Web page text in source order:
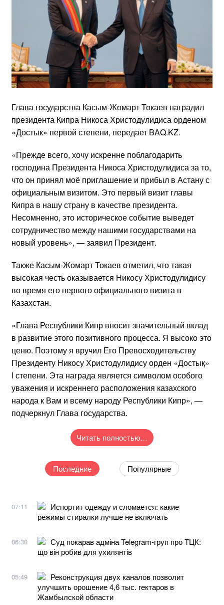
Глава государства Касым-Жомарт Токаев наградил
президента Кипра Никоса Христодулидиса орденом
«Достык» первой степени, передает BAQ.KZ.
«Прежде всего, хочу искренне поблагодарить
господина Президента Никоса Христодулидиса за то,
что он принял моё приглашение и прибыл в Астану с
официальным визитом. Это первый визит главы
Кипра в нашу страну в качестве президента.
Несомненно, это историческое событие выведет
сотрудничество между нашими государствами на
новый уровень», — заявил Президент.
Также Касым-Жомарт Токаев отметил, что такая
высокая честь оказывается Никосу Христодулидису
во время его первого официального визита в
Казахстан.
«Глава Республики Кипр вносит значительный вклад
в развитие этого позитивного процесса. Я высоко это
ценю. Поэтому я вручил Его Превосходительству
Президенту Никосу Христодулидису орден «Достық»
I степени. Эта награда является символом особого
уважения и искреннего расположения казахского
народа к Вам и всему народу Республики Кипр», —
подчеркнул Глава государства.
Читать полностью…
Последние Популярные
07:11
Испортит одежду и сломается: какие
режимы стиралки лучше не включать
06:30
Суд покарав адміна Telegram-груп про ТЦК:
що він робив для ухилянтів
05:49
Реконструкция двух каналов позволит
улучшить орошение 4,6 тыс. гектаров в
Жамбылской области